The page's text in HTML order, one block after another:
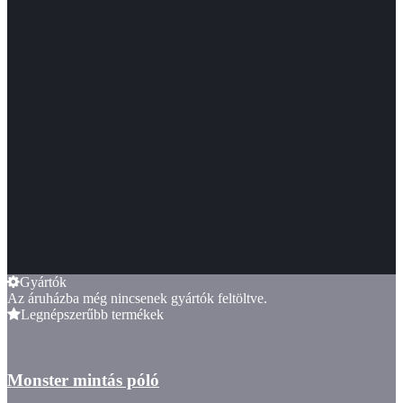
Gyártók
Az áruházba még nincsenek gyártók feltöltve.
Legnépszerűbb termékek
Monster mintás póló